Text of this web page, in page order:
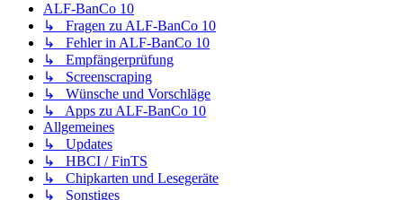
ALF-BanCo 10
↳ Fragen zu ALF-BanCo 10
↳ Fehler in ALF-BanCo 10
↳ Empfängerprüfung
↳ Screenscraping
↳ Wünsche und Vorschläge
↳ Apps zu ALF-BanCo 10
Allgemeines
↳ Updates
↳ HBCI / FinTS
↳ Chipkarten und Lesegeräte
↳ Sonstiges